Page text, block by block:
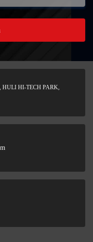
HULI HI-TECH PARK,